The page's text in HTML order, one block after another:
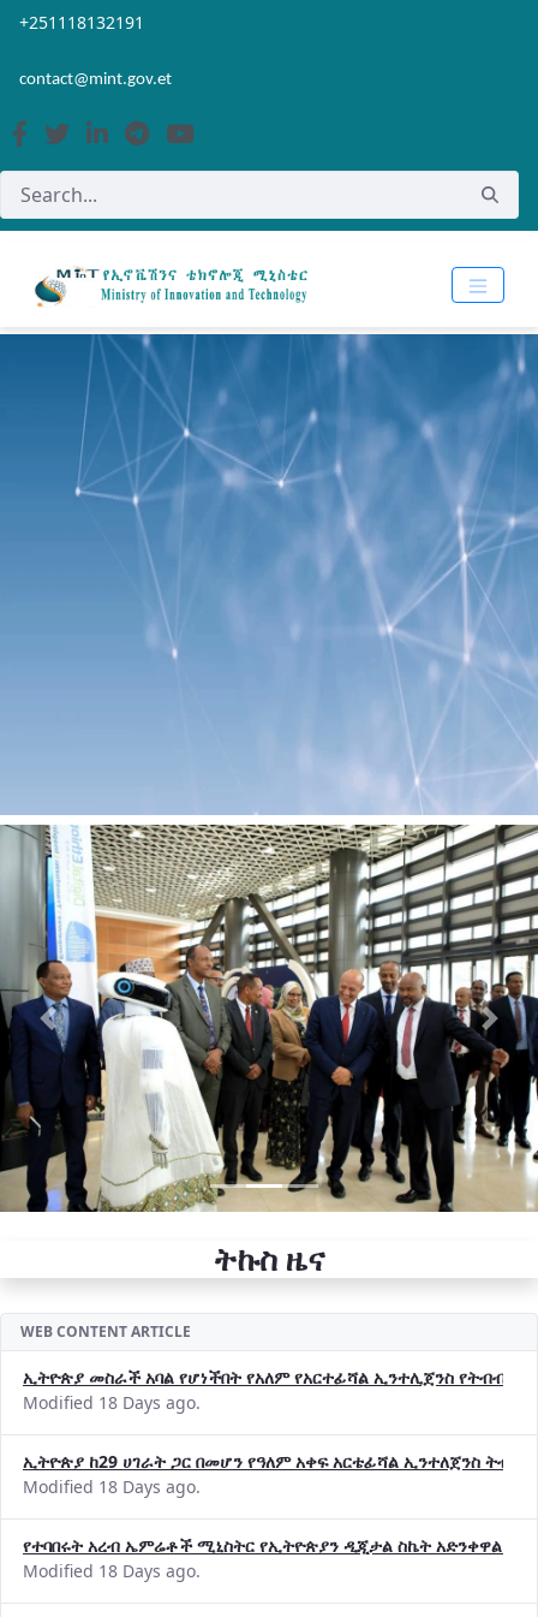
Skip to Main Content
Open Accessibility Menu
+251118132191
contact@mint.gov.et
Previous Next
ትኩስ ዜና
WEB CONTENT ARTICLE
ኢትዮጵያ መስራች አባል የሆነችበት የአለም የአርተፊሻል ኢንተሊጀንስ የትብብር
Modified 18 Days ago.
ኢትዮጵያ ከ29 ሀገራት ጋር በመሆን የዓለም አቀፍ አርቴፊሻል ኢንተለጀንስ
Modified 18 Days ago.
የተባበሩት አረብ ኤምሬቶች ሚኒስትር የኢትዮጵያን ዲጂታል ስኬት አድንቀዋል
Modified 18 Days ago.